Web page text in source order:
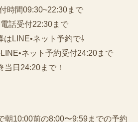
時間09:30~22:30まで
話受付22:30まで
はLINE•ネット予約で⇩
ネット予約受付24:20まで
当日24:20まで！
朝10:00前の8:00〜9:59までの予約